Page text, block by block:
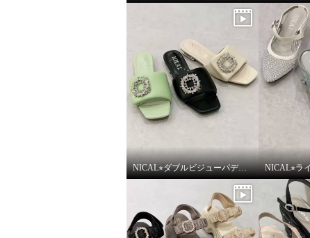
NICAL⭐︎ダブルビジューパデッドミュールサンダルをご紹介いたします。